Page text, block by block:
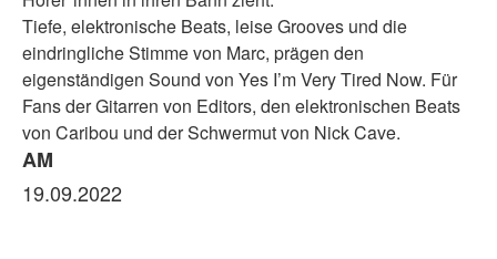
Tiefe, elektronische Beats, leise Grooves und die
eindringliche Stimme von Marc, prägen den
eigenständigen Sound von Yes I’m Very Tired Now. Für
Fans der Gitarren von Editors, den elektronischen Beats
von Caribou und der Schwermut von Nick Cave.
AM
19.09.2022